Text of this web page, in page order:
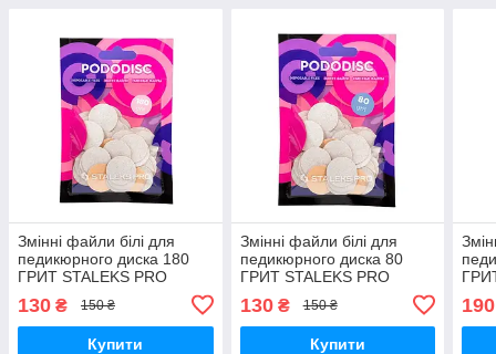
Змінні файли білі для
педикюрного диска 180
ГРИТ STALEKS PRO
PODODISC M 50 ШТ PDF-
20-180W для педікюру
130 ₴ 150 ₴
Купити
Змінні файли білі для
педикюрного диска 80
ГРИТ STALEKS PRO
PODODISC M 50 ШТ PDF-
20-80W для педікюру
запаски
130₴ 150 ₴
Купити
20-
190